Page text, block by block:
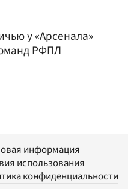
у «Арсенала»
РФПЛ
информация
использования
конфиденциальности